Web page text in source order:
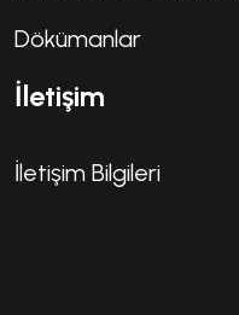
Dökümanlar
İletişim
İletişim Bilgileri